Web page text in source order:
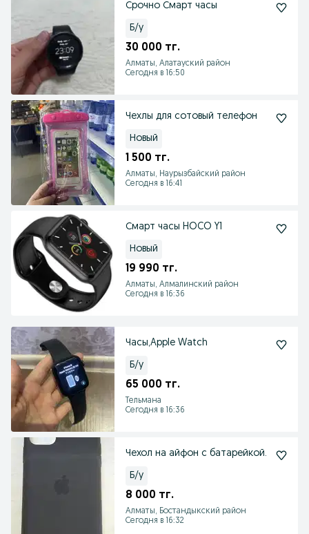
Срочно Смарт часы
Б/у
30 000 тг.
Алматы, Алатауский район
Сегодня в 16:50
Чехлы для сотовый телефон
Новый
1 500 тг.
Алматы, Наурызбайский район
Сегодня в 16:41
Смарт часы HOCO Y1
Новый
19 990 тг.
Алматы, Алмалинский район
Сегодня в 16:36
Часы,Apple Watch
Б/у
65 000 тг.
Тельмана
Сегодня в 16:36
Чехол на айфон с батарейкой.
Б/у
8 000 тг.
Алматы, Бостандыкский район
Сегодня в 16:32